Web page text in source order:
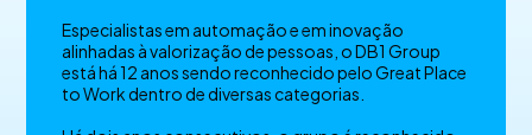
Especialistas em automação e em inovação
alinhadas à valorização de pessoas, o DB1 Group
está há 12 anos sendo reconhecido pelo Great Place
to Work dentro de diversas categorias.